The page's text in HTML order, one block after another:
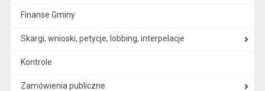
Finanse Gminy
Skargi, wnioski, petycje, lobbing, interpelacje
Kontrole
Zamówienia publiczne